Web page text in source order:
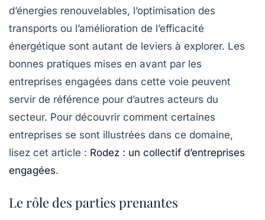
d’énergies renouvelables, l’optimisation des
transports ou l’amélioration de l’efficacité
énergétique sont autant de leviers à explorer. Les
bonnes pratiques mises en avant par les
entreprises engagées dans cette voie peuvent
servir de référence pour d’autres acteurs du
secteur. Pour découvrir comment certaines
entreprises se sont illustrées dans ce domaine,
lisez cet article : Rodez : un collectif d’entreprises
engagées.
Le rôle des parties prenantes